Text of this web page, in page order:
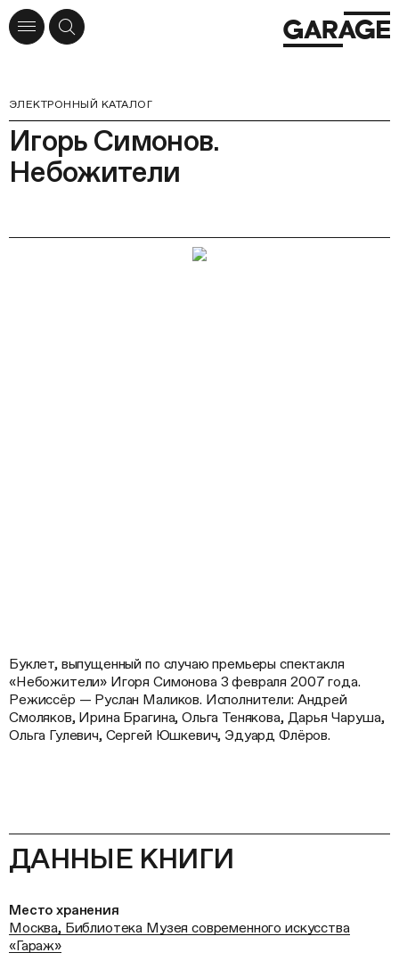
ЭЛЕКТРОННЫЙ КАТАЛОГ
Игорь Симонов.
Небожители
Буклет, выпущенный по случаю премьеры спектакля
«Небожители» Игоря Симонова 3 февраля 2007 года.
Режиссёр — Руслан Маликов. Исполнители: Андрей
Смоляков, Ирина Брагина, Ольга Тенякова, Дарья Чаруша,
Ольга Гулевич, Сергей Юшкевич, Эдуард Флёров.
ДАННЫЕ КНИГИ
Место хранения
Москва, Библиотека Музея современного искусства
«Гараж»